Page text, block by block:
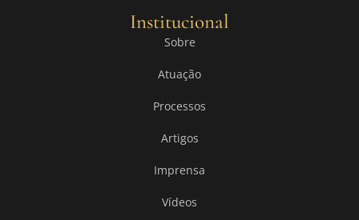
Institucional
Sobre
Atuação
Processos
Artigos
Imprensa
Vídeos